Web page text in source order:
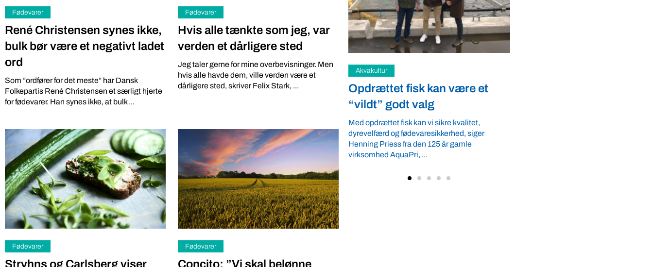
Fødevarer
René Christensen synes ikke,
bulk bør være et negativt ladet
ord
Som ”ordfører for det meste” har Dansk
Folkepartis René Christensen et særligt hjerte
for fødevarer. Han synes ikke, at bulk ...
Fødevarer
Hvis alle tænkte som jeg, var
verden et dårligere sted
Jeg taler gerne for mine overbevisninger. Men
hvis alle havde dem, ville verden være et
dårligere sted, skriver Felix Stark, ...
Fødevarer
Stryhns og Carlsberg viser
Fødevarer
Concito: ”Vi skal belønne
Akvakultur
Lyver VBF om hvor mange
vandløb?
En anonym person har skrevet til VBF, at vi
lyver om, hvorvidt der er flere laks, der gyder i
norske ...
Akvakultur
Med opdrættet fisk kan vi sikre kvalitet,
dyrevelfærd og fødevaresikkerhed, siger
Henning Priess fra den 125 år gamle
virksomhed AquaPri, ...
Palmeolie, soja og animalske
plantemesse
Europas største plantemesse – Plant Based
World Expo – var domineret af animalske
smagsforstærkere. Af ...